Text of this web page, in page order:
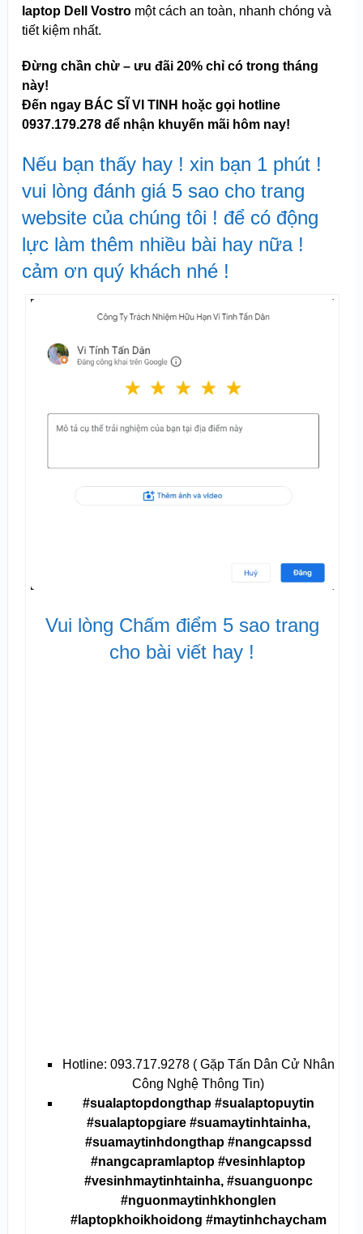
laptop Dell Vostromột cách an toàn, nhanh chóng và
tiết kiệm nhất.
Đừng chần chừ – ưu đãi 20% chỉ có trong tháng
này!
Đến ngay BÁC SĨ VI TINH hoặc gọi hotline
0937.179.278 để nhận khuyến mãi hôm nay!
Nếu bạn thấy hay ! xin bạn 1 phút !
vui lòng đánh giá 5 sao cho trang
website của chúng tôi ! để có động
lực làm thêm nhiều bài hay nữa !
cảm ơn quý khách nhé !
Vui lòng Chấm điểm 5 sao trang
cho bài viết hay !
Hotline: 093.717.9278 ( Gặp Tấn Dân Cử Nhân
Công Nghệ Thông Tin)
#sualaptopdongthap #sualaptopuytin
#sualaptopgiare #suamaytinhtainha,
#suamaytinhdongthap #nangcapssd
#nangcapramlaptop #vesinhlaptop
#vesinhmaytinhtainha, #suanguonpc
#nguonmaytinhkhonglen
#laptopkhoikhoidong #maytinhchaycham